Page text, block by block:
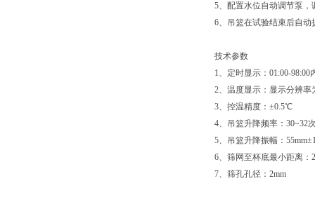
5、配置水位自动调节泵
6、吊篮在试验结束后自
技术参数
1、定时显示：01:00-
2、温度显示：显示分辨率
3、控温精度：±0.5℃
4、吊篮升降频率：30~32
5、吊篮升降振幅：
6、筛网至杯底最小距离：
7、筛孔孔径：2mm